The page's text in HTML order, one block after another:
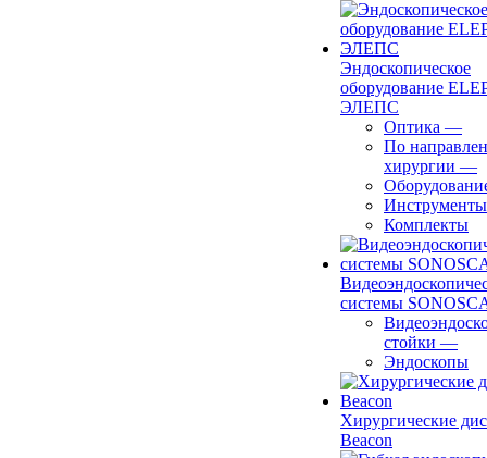
Эндоскопическое
оборудование
ЭЛЕПС
Оптика —
По
хирургии —
Инструменты
Комплекты
системы
стойки —
Эндоскопы
Хирургические
Beacon